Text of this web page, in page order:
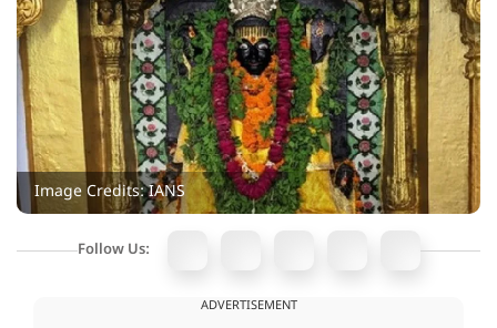
Image Credits: IANS
Follow Us:
ADVERTISEMENT